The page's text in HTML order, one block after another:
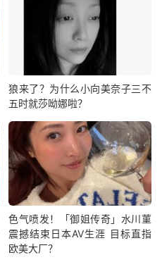
狼来了？为什么小向美奈子三不
五时就莎呦娜啦？
色气喷发！「御姐传奇」水川菫
震撼结束日本AV生涯 目标直指
欧美大厂？